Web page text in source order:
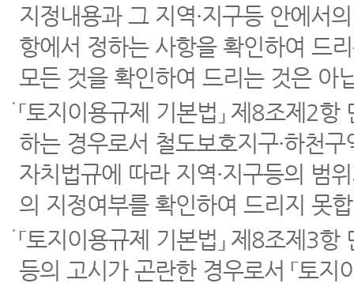
지정내용과 그 지역·지구등 안에서
항에서 정하는 사항을 확인하여 드
모든 것을 확인하여 드리는 것은 아
「토지이용규제 기본법」 제8조제2
하는 경우로서 철도보호지구·하천
자치법규에 따라 지역·지구등의 범
의 지정여부를 확인하여 드리지 못
「토지이용규제 기본법」 제8조제3
등의 고시가 곤란한 경우로서 「토